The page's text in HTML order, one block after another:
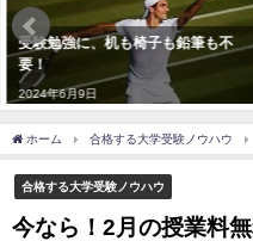
受験勉強に、机も椅子も鉛筆も不
要！
2024年6月9日
ホーム 合格する大学受験ノウハウ
合格する大学受験ノウハウ
今なら！2月の授業料